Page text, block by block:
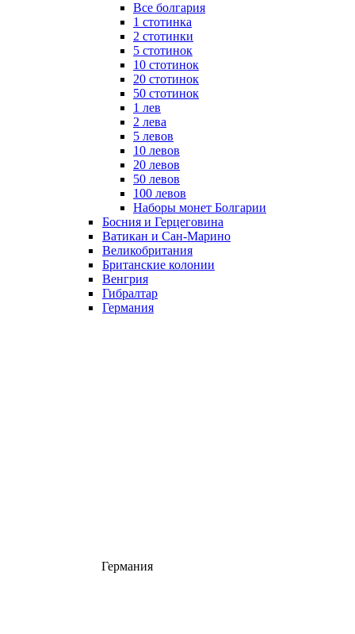
Все болгария
1 стотинка
2 стотинки
5 стотинок
10 стотинок
20 стотинок
50 стотинок
1 лев
2 лева
5 левов
10 левов
20 левов
50 левов
100 левов
Наборы монет Болгарии
Босния и Герцеговина
Ватикан и Сан-Марино
Великобритания
Британские колонии
Венгрия
Гибралтар
Германия
Германия